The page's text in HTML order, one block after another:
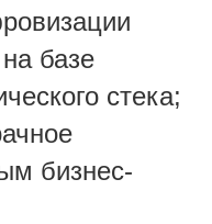
базе
стека;
бизнес-